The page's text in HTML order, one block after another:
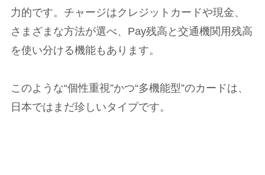
力的です。チャージはクレジットカードや現金、
さまざまな方法が選べ、Pay残高と交通機関用残高
を使い分ける機能もあります。
このような“個性重視”かつ“多機能型”のカードは、
日本ではまだ珍しいタイプです。